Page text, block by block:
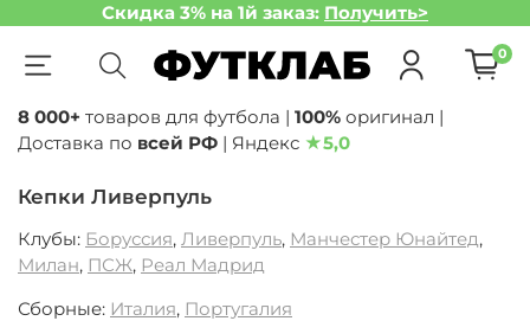
Скидка 3% на 1й заказ: Получить>
0
8 000+ товаров для футбола | 100% оригинал |
Доставка по всей РФ | Яндекс ★5,0
Кепки Ливерпуль
Клубы: Боруссия, Ливерпуль, Манчестер Юнайтед,
Милан, ПСЖ, Реал Мадрид
Сборные: Италия, Португалия